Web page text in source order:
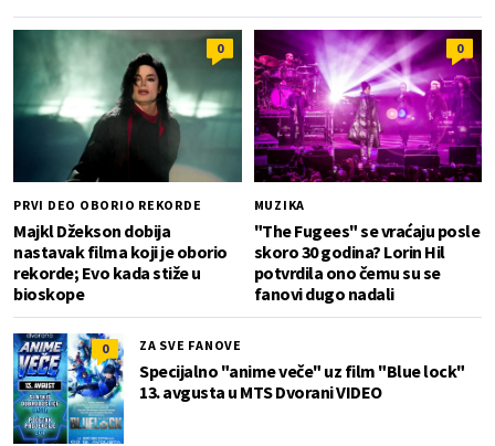
0
PRVI DEO OBORIO REKORDE
Majkl Džekson dobija
nastavak filma koji je oborio
rekorde; Evo kada stiže u
bioskope
0
MUZIKA
"The Fugees" se vraćaju posle
skoro 30 godina? Lorin Hil
potvrdila ono čemu su se
fanovi dugo nadali
0 ZA SVE FANOVE
Specijalno "anime veče" uz film "Blue lock"
13. avgusta u MTS Dvorani VIDEO